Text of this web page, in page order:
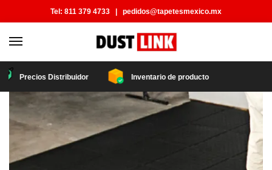
Tel: 811 379 4733 | pedidos@tapetesmexico.mx
Precios Distribuidor Inventario de producto